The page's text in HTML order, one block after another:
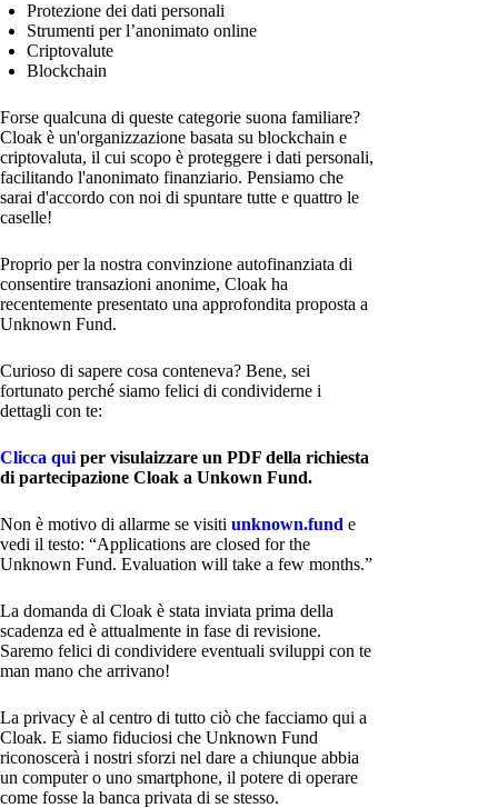
Protezione dei dati personali
Strumenti per l’anonimato online
Criptovalute
Blockchain
Forse qualcuna di queste categorie suona familiare?
Cloak è un'organizzazione basata su blockchain e
criptovaluta, il cui scopo è proteggere i dati personali,
facilitando l'anonimato finanziario. Pensiamo che
sarai d'accordo con noi di spuntare tutte e quattro le
caselle!
Proprio per la nostra convinzione autofinanziata di
consentire transazioni anonime, Cloak ha
recentemente presentato una approfondita proposta a
Unknown Fund.
Curioso di sapere cosa conteneva? Bene, sei
fortunato perché siamo felici di condividerne i
dettagli con te:
Clicca qui per visulaizzare un PDF della richiesta
di partecipazione Cloak a Unkown Fund.
Non è motivo di allarme se visiti unknown.fund e
vedi il testo: “Applications are closed for the
Unknown Fund. Evaluation will take a few months.”
La domanda di Cloak è stata inviata prima della
scadenza ed è attualmente in fase di revisione.
Saremo felici di condividere eventuali sviluppi con te
man mano che arrivano!
La privacy è al centro di tutto ciò che facciamo qui a
Cloak. E siamo fiduciosi che Unknown Fund
riconoscerà i nostri sforzi nel dare a chiunque abbia
un computer o uno smartphone, il potere di operare
come fosse la banca privata di se stesso.